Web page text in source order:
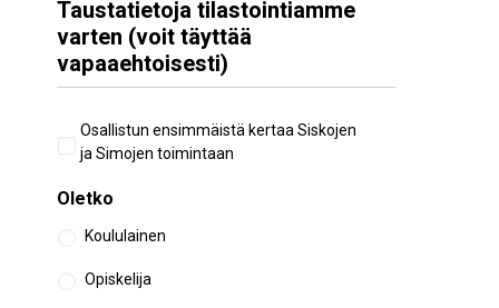
Taustatietoja tilastointiamme
varten (voit täyttää
vapaaehtoisesti)
Aiempi
osallistuminen
Osallistun ensimmäistä kertaa Siskojen
ja Simojen toimintaan
Oletko
Koululainen
Opiskelija